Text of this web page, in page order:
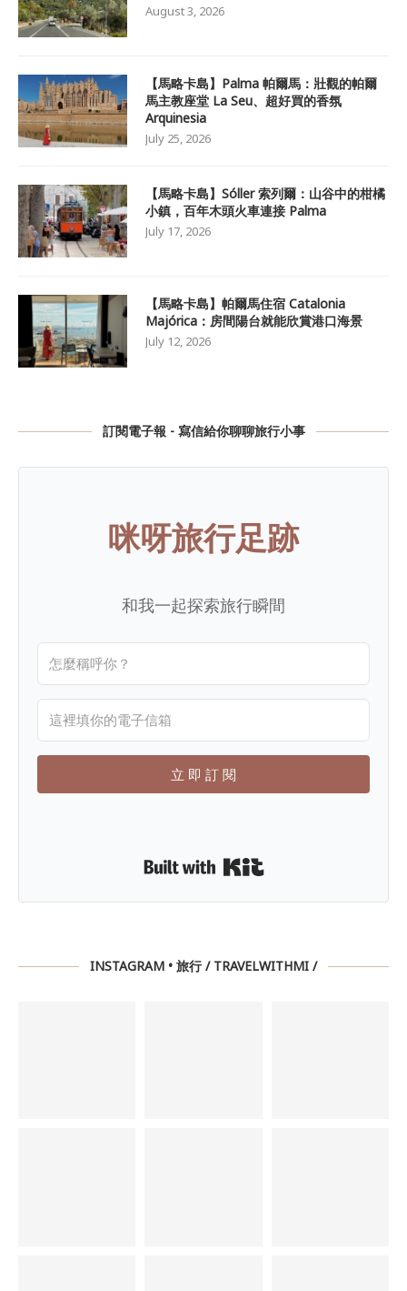
August 3, 2026
【馬略卡島】Palma 帕爾馬：壯觀的帕爾
馬主教座堂 La Seu、超好買的香氛
Arquinesia
July 25, 2026
【馬略卡島】Sóller 索列爾：山谷中的柑橘
小鎮，百年木頭火車連接 Palma
July 17, 2026
【馬略卡島】帕爾馬住宿 Catalonia
Majórica：房間陽台就能欣賞港口海景
July 12, 2026
訂閱電子報 - 寫信給你聊聊旅行小事
咪呀旅行足跡
和我一起探索旅行瞬間
立 即 訂 閱
INSTAGRAM • 旅行 / TRAVELWITHMI /